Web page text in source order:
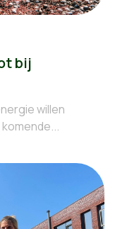
bij
willen